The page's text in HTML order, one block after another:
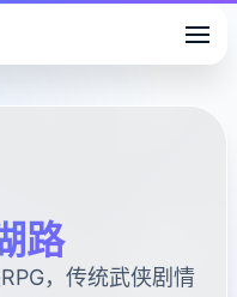
路
，传统武侠剧情